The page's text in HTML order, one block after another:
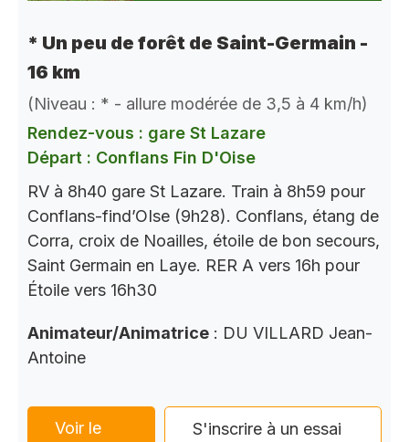
* Un peu de forêt de Saint-Germain -
16 km
(Niveau : * - allure modérée de 3,5 à 4 km/h)
Rendez-vous : gare St Lazare
Départ : Conflans Fin D'Oise
RV à 8h40 gare St Lazare. Train à 8h59 pour
Conflans-find’OIse (9h28). Conflans, étang de
Corra, croix de Noailles, étoile de bon secours,
Saint Germain en Laye. RER A vers 16h pour
Étoile vers 16h30
Animateur/Animatrice : DU VILLARD Jean-
Antoine
Voir le
S'inscrire à un essai